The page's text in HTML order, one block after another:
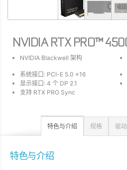
NVIDIA RTX PRO™
NVIDIA Blackwell 架构
系统接口: PCI-E 5.0 x16
显示接口: 4 个 DP 2.1
支持 RTX PRO Sync
特色与介绍 规格 驱
特色与介绍